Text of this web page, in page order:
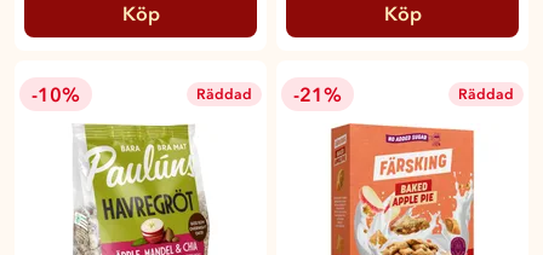
Köp Köp
-10% Räddad -21% Räddad